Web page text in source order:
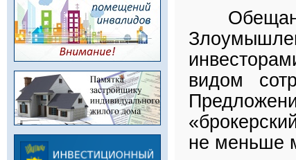
видом
не меньше